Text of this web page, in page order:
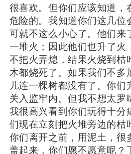
很喜欢。但你们应该知道，
危险的。我知道你们这几位
可就不这么小心了。他们来
一堆火；因此他们也升了火
不把火弄熄，结果火烧到枯
木都烧死了。如果我们不多
儿连一棵树都没有了。你们
关入监牢内。但我不想太罗
我很高兴看到你们玩得十分
们现在立刻把火堆旁边的枯
你们离开之前，用泥土，很
盖起来，你们愿不愿意呢？